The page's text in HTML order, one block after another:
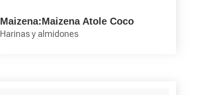
Maizena:Maizena Atole Coco
Harinas y almidones